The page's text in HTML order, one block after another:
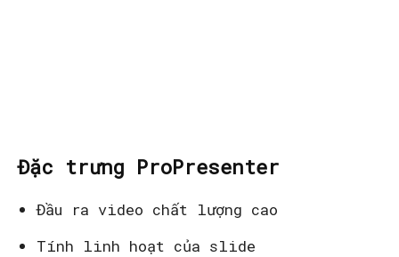
Đặc trưng ProPresenter
Đầu ra video chất lượng cao
Tính linh hoạt của slide